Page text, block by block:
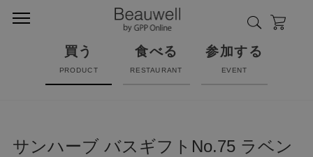
買う
PRODUCT
食べる
RESTAURANT
参加する
EVENT
サンハーブ バスギフトNo.75 ラベン